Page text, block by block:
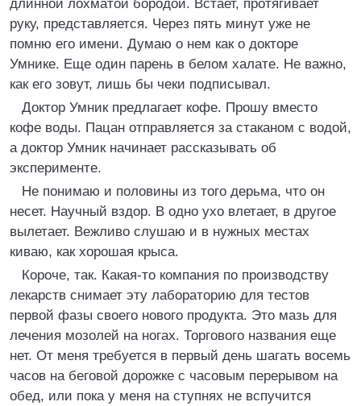
длинной лохматой бородой. Встает, протягивает
руку, представляется. Через пять минут уже не
помню его имени. Думаю о нем как о докторе
Умнике. Еще один парень в белом халате. Не важно,
как его зовут, лишь бы чеки подписывал.
Доктор Умник предлагает кофе. Прошу вместо
кофе воды. Пацан отправляется за стаканом с водой,
а доктор Умник начинает рассказывать об
эксперименте.
Не понимаю и половины из того дерьма, что он
несет. Научный вздор. В одно ухо влетает, в другое
вылетает. Вежливо слушаю и в нужных местах
киваю, как хорошая крыса.
Короче, так. Какая-то компания по производству
лекарств снимает эту лабораторию для тестов
первой фазы своего нового продукта. Это мазь для
лечения мозолей на ногах. Торгового названия еще
нет. От меня требуется в первый день шагать восемь
часов на беговой дорожке с часовым перерывом на
обед, или пока у меня на ступнях не вспучится